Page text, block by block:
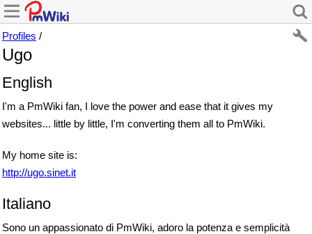
Profiles /
Ugo
English
I'm a PmWiki fan, I love the power and ease that it gives my
websites... little by little, I'm converting them all to PmWiki.
My home site is:
http://ugo.sinet.it
Italiano
Sono un appassionato di PmWiki, adoro la potenza e semplicità